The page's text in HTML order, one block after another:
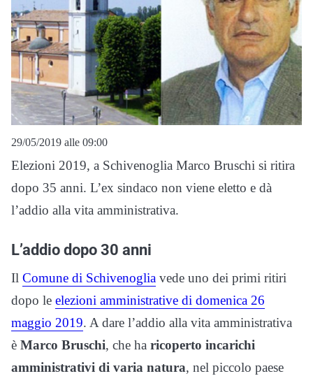
29/05/2019 alle 09:00
Elezioni 2019, a Schivenoglia Marco Bruschi si ritira
dopo 35 anni. L’ex sindaco non viene eletto e dà
l’addio alla vita amministrativa.
L’addio dopo 30 anni
Il Comune di Schivenoglia vede uno dei primi ritiri
dopo le elezioni amministrative di domenica 26
maggio 2019. A dare l’addio alla vita amministrativa
è Marco Bruschi, che ha ricoperto incarichi
amministrativi di varia natura, nel piccolo paese